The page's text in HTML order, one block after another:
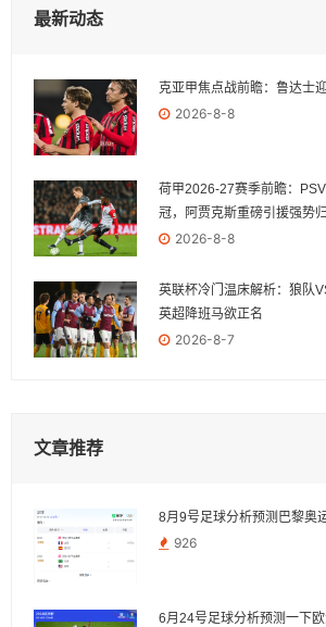
最新动态
克亚甲焦点战前瞻：鲁达士
2026-8-8
荷甲2026-27赛季前瞻：
冠，阿贾克斯重磅引援强势
2026-8-8
英联杯冷门温床解析：狼队
英超降班马欲正名
2026-8-7
文章推荐
8月9号足球分析预测巴黎奥
926
6月24号足球分析预测一下